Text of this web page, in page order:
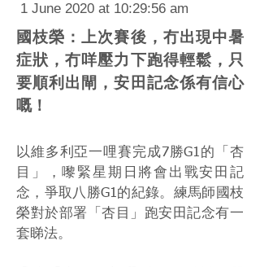
1 June 2020 at 10:29:56 am
國枝榮：上次賽後，冇出現中暑
症狀，冇咩壓力下跑得輕鬆，只
要順利出閘，安田記念係有信心
嘅！
以維多利亞一哩賽完成7勝G1的「杏
目」，嚟緊星期日將會出戰安田記
念，爭取八勝G1的紀錄。練馬師國枝
榮對於部署「杏目」跑安田記念有一
套睇法。